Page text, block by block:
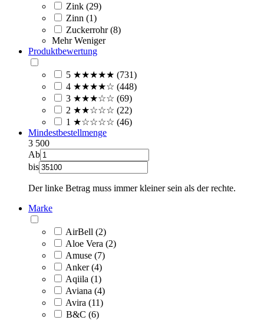
Zink (29)
Zinn (1)
Zuckerrohr (8)
Mehr Weniger
Produktbewertung
5 ★★★★★ (731)
4 ★★★★☆ (448)
3 ★★★☆☆ (69)
2 ★★☆☆☆ (22)
1 ★☆☆☆☆ (46)
Mindestbestellmenge
3 500
Ab
bis
Der linke Betrag muss immer kleiner sein als der rechte.
Marke
AirBell (2)
Aloe Vera (2)
Amuse (7)
Anker (4)
Aqiila (1)
Aviana (4)
Avira (11)
B&C (6)